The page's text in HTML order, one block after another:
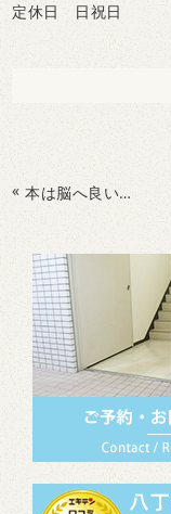
定休日 日祝日
« 本は脳へ良い影響をもたらす？